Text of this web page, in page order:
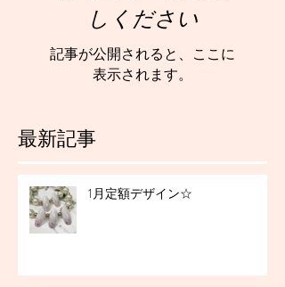
最新記事
しください
記事が公開されると、ここに
表示されます。
1月定額デザイン☆